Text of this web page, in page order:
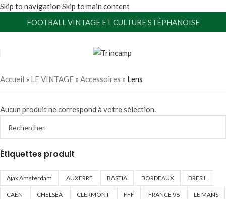
Skip to navigation Skip to main content
FOOTBALL VINTAGE ET CULTURE STÉPHANOISE
Étiquettes produit
Ajax Amsterdam AUXERRE BASTIA BORDEAUX BRESIL
CAEN CHELSEA CLERMONT FFF FRANCE 98 LE MANS
Accueil » LE VINTAGE » Accessoires » Lens
Aucun produit ne correspond à votre sélection.